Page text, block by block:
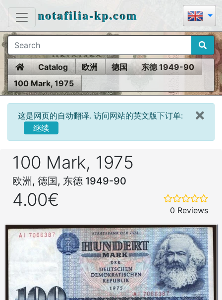
notafilia-kp.com
HomeCatalog 欧洲 德国
东德 1949-90
100 Mark, 1975
这是网页的自动翻译. 访问网站的英文版下订单:
继续
100 Mark, 1975
欧洲, 德国, 东德 1949-90
4.00€
0 Reviews